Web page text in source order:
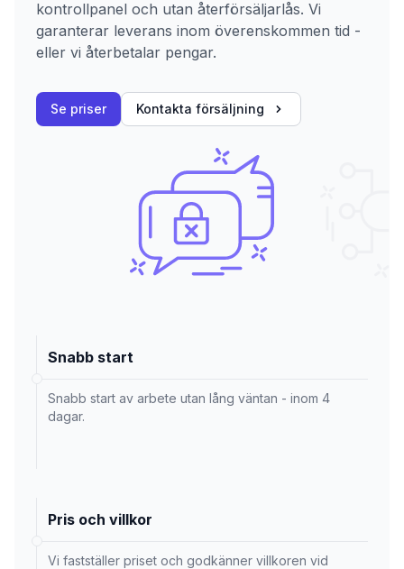
kontrollpanel och utan återförsäljarlås. Vi
garanterar leverans inom överenskommen tid -
eller vi återbetalar pengar.
Se priser Kontakta försäljning
Snabb start
Snabb start av arbete utan lång väntan - inom 4
dagar.
Pris och villkor
Vi fastställer priset och godkänner villkoren vid